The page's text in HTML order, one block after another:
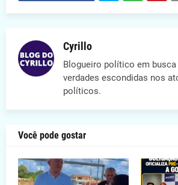
Cyrillo
Blogueiro político em busca
verdades escondidas nos
políticos.
Você pode gostar